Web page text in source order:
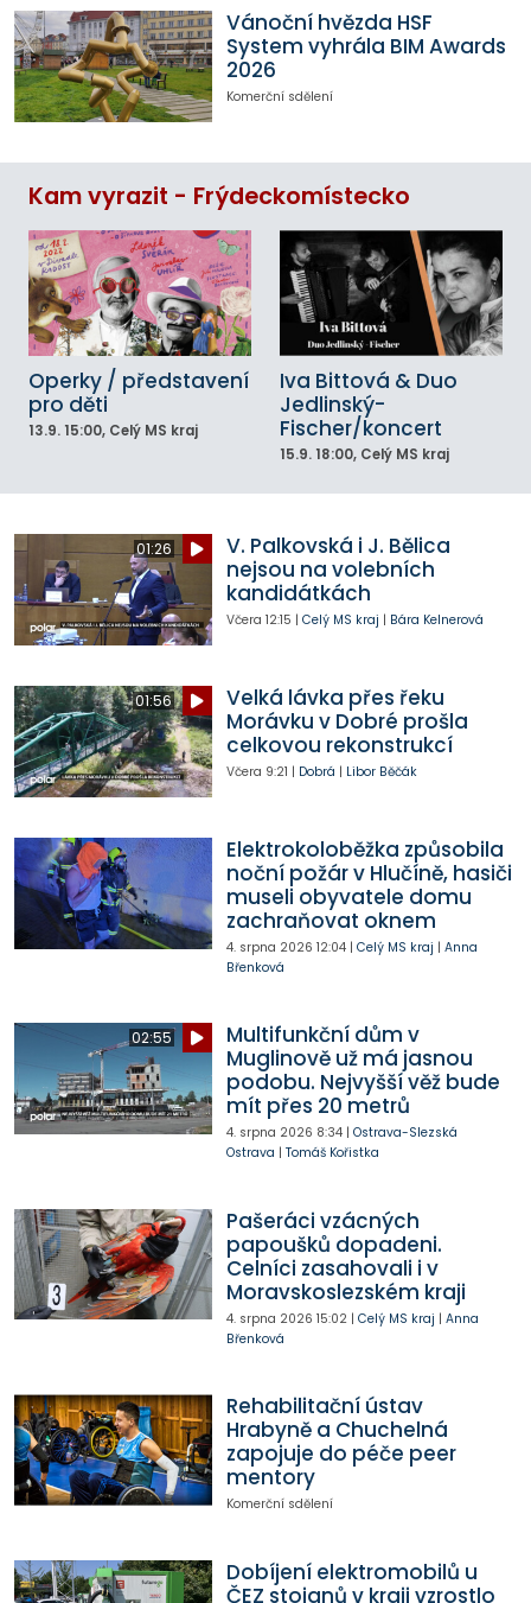
Vánoční hvězda HSF
System vyhrála BIM Awards
2026
Komerční sdělení
Kam vyrazit - Frýdeckomístecko
Operky / představení
pro děti
13.9. 15:00, Celý MS kraj
Iva Bittová & Duo
Jedlinský-
Fischer/koncert
15.9. 18:00, Celý MS kraj
01:26
V. Palkovská i J. Bělica
nejsou na volebních
kandidátkách
Včera 12:15 | Celý MS kraj | Bára Kelnerová
01:56
Velká lávka přes řeku
Morávku v Dobré prošla
celkovou rekonstrukcí
Včera 9:21 | Dobrá | Libor Běčák
Elektrokoloběžka způsobila
noční požár v Hlučíně, hasiči
museli obyvatele domu
zachraňovat oknem
4. srpna 2026 12:04| Celý MS kraj | Anna
Břenková
02:55
Multifunkční dům v
Muglinově už má jasnou
podobu. Nejvyšší věž bude
mít přes 20 metrů
4. srpna 2026 8:34| Ostrava-Slezská
Ostrava | Tomáš Kořistka
Pašeráci vzácných
papoušků dopadeni.
Celníci zasahovali i v
Moravskoslezském kraji
4. srpna 2026 15:02| Celý MS kraj | Anna
Břenková
Rehabilitační ústav
Hrabyně a Chuchelná
zapojuje do péče peer
mentory
Komerční sdělení
Dobíjení elektromobilů u
ČEZ stojanů v kraji vzrostlo